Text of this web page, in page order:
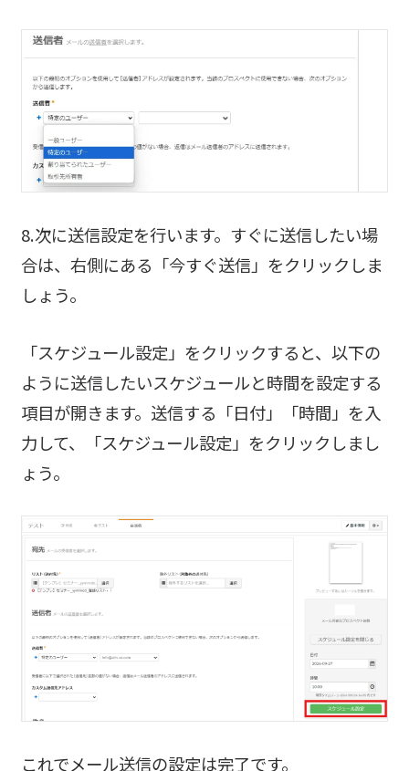
8.次に送信設定を行います。すぐに送信したい場
合は、右側にある「今すぐ送信」をクリックしま
しょう。
「スケジュール設定」をクリックすると、以下の
ように送信したいスケジュールと時間を設定する
項目が開きます。送信する「日付」「時間」を入
力して、「スケジュール設定」をクリックしまし
ょう。
これでメール送信の設定は完了です。